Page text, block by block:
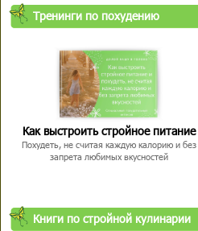
Тренинги по похудению
Как выстроить стройное питание
Похудеть, не считая каждую калорию и без
запрета любимых вкусностей
Книги по стройной кулинарии